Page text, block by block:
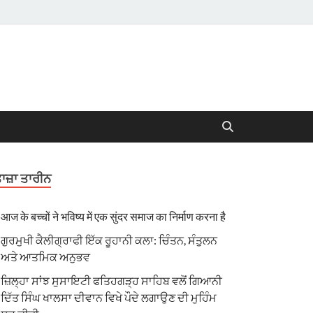
ਤਾਰੀਨ
आज के बच्चों ने भविष्य में एक सुंदर समाज का निर्माण करना है
ਗੁਰਮੁਖੀ ਕੈਲੀਗ੍ਰਾਫੀ ਇੱਕ ਰੂਹਾਨੀ ਕਲਾ: ਚਿੰਤਨ, ਸੰਤੁਲਨ
ਅਤੇ ਆਤਮਿਕ ਅਨੁਭਵ
ਜ਼ਿਲ੍ਹਾ ਸਾਂਝ ਸੁਸਾਇਟੀ ਫਤਿਹਗੜ੍ਹ ਸਾਹਿਬ ਵਲੋਂ ਗਿਆਨੀ
ਦਿੱਤ ਸਿੰਘ ਖਾਲਸਾ ਦੀਵਾਨ ਵਿਖੇ ਪੌਦੇ ਲਗਾਉਣ ਦੀ ਮੁਹਿੰਮ